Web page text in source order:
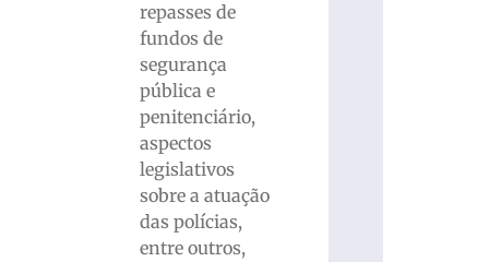
repasses de
fundos de
segurança
pública e
penitenciário,
aspectos
legislativos
sobre a atuação
das polícias,
entre outros,